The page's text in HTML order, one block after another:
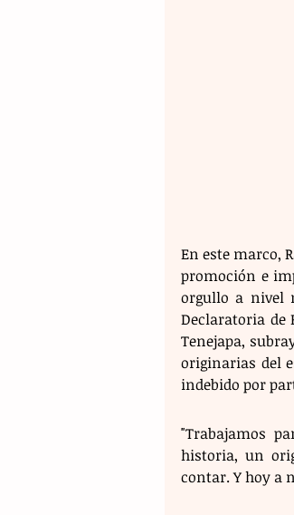
En este marco,
promoción e
orgullo a nivel
Declaratoria de
Tenejapa,
originarias del
indebido por
"Trabajamos
historia, un
contar. Y hoy a